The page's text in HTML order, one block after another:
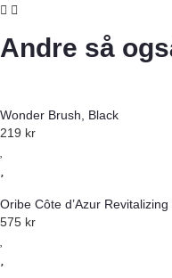
Andre så
Wonder Brush, Black
219 kr
Oribe Côte d’Azur
575 kr